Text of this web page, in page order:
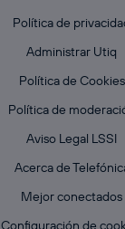
Política de
Administrar Utiq
Política de Cookies
Política de
Aviso Legal LSSI
Acerca de
Mejor conectados
Configuración de